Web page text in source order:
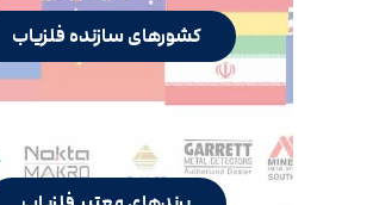
کشورهای سازنده فلزیاب